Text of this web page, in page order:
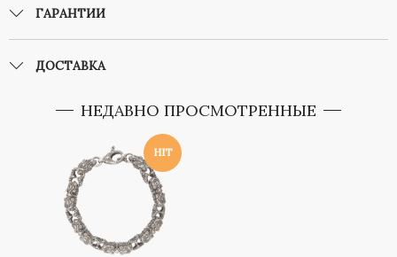
ГАРАНТИИ
ДОСТАВКА
НЕДАВНО ПРОСМОТРЕННЫЕ